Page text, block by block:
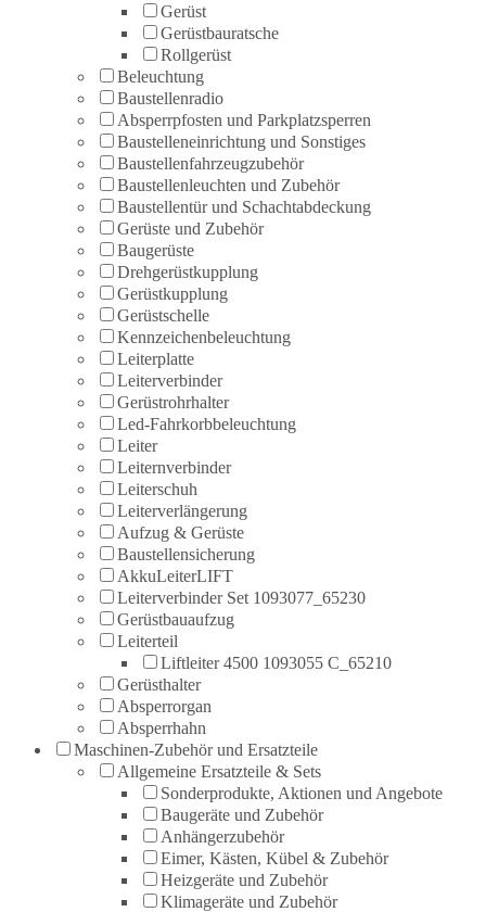
Gerüst
Gerüstbauratsche
Rollgerüst
Beleuchtung
Baustellenradio
Absperrpfosten und Parkplatzsperren
Baustelleneinrichtung und Sonstiges
Baustellenfahrzeugzubehör
Baustellenleuchten und Zubehör
Baustellentür und Schachtabdeckung
Gerüste und Zubehör
Baugerüste
Drehgerüstkupplung
Gerüstkupplung
Gerüstschelle
Kennzeichenbeleuchtung
Leiterplatte
Leiterverbinder
Gerüstrohrhalter
Led-Fahrkorbbeleuchtung
Leiter
Leiternverbinder
Leiterschuh
Leiterverlängerung
Aufzug & Gerüste
Baustellensicherung
AkkuLeiterLIFT
Leiterverbinder Set 1093077_65230
Gerüstbauaufzug
Leiterteil
Liftleiter 4500 1093055 C_65210
Gerüsthalter
Absperrorgan
Absperrhahn
Maschinen-Zubehör und Ersatzteile
Allgemeine Ersatzteile & Sets
Sonderprodukte, Aktionen und Angebote
Baugeräte und Zubehör
Anhängerzubehör
Eimer, Kästen, Kübel & Zubehör
Heizgeräte und Zubehör
Klimageräte und Zubehör